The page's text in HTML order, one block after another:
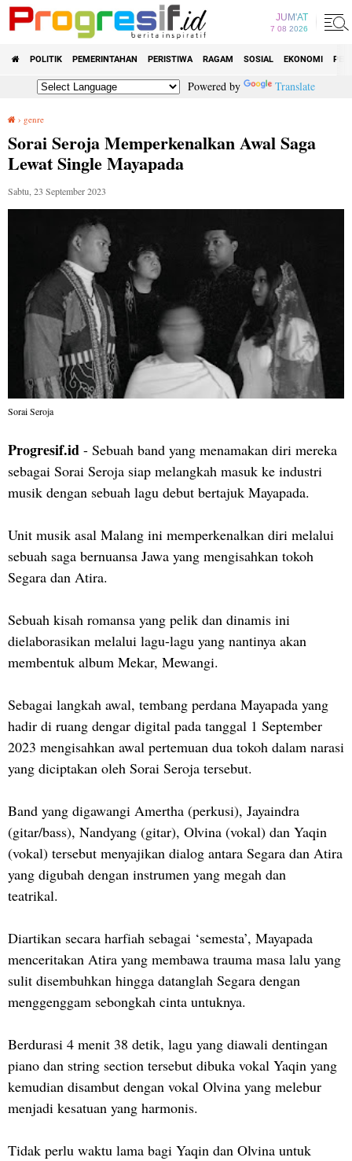
JUM'AT
7 08 2026
POLITIK PEMERINTAHAN PERISTIWA RAGAM SOSIAL EKONOMI
Powered by Translate
› genre
Sorai Seroja Memperkenalkan Awal Saga
Lewat Single Mayapada
Sabtu, 23 September 2023
Sorai Seroja
Progresif.id - Sebuah band yang menamakan diri mereka
sebagai Sorai Seroja siap melangkah masuk ke industri
musik dengan sebuah lagu debut bertajuk Mayapada.
Unit musik asal Malang ini memperkenalkan diri melalui
sebuah saga bernuansa Jawa yang mengisahkan tokoh
Segara dan Atira.
Sebuah kisah romansa yang pelik dan dinamis ini
dielaborasikan melalui lagu-lagu yang nantinya akan
membentuk album Mekar, Mewangi.
Sebagai langkah awal, tembang perdana Mayapada yang
hadir di ruang dengar digital pada tanggal 1 September
2023 mengisahkan awal pertemuan dua tokoh dalam narasi
yang diciptakan oleh Sorai Seroja tersebut.
Band yang digawangi Amertha (perkusi), Jayaindra
(gitar/bass), Nandyang (gitar), Olvina (vokal) dan Yaqin
(vokal) tersebut menyajikan dialog antara Segara dan Atira
yang digubah dengan instrumen yang megah dan
teatrikal.
Diartikan secara harfiah sebagai ‘semesta’, Mayapada
menceritakan Atira yang membawa trauma masa lalu yang
sulit disembuhkan hingga datanglah Segara dengan
menggenggam sebongkah cinta untuknya.
Berdurasi 4 menit 38 detik, lagu yang diawali dentingan
piano dan string section tersebut dibuka vokal Yaqin yang
kemudian disambut dengan vokal Olvina yang melebur
menjadi kesatuan yang harmonis.
Tidak perlu waktu lama bagi Yaqin dan Olvina untuk